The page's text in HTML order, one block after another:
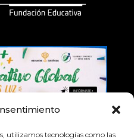
utilizamos tecnologías como las